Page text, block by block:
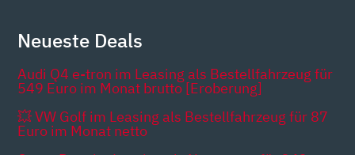
Neueste Deals
Audi Q4 e-tron im Leasing als Bestellfahrzeug für
549 Euro im Monat brutto [Eroberung]
💥 VW Golf im Leasing als Bestellfahrzeug für 87
Euro im Monat netto